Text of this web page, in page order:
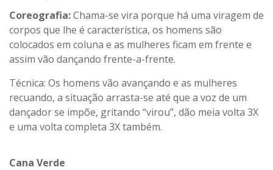
Coreografia:Chama-se vira porque há uma viragem de
corpos que lhe é característica, os homens são
colocados em coluna e as mulheres ficam em frente e
assim vão dançando frente-a-frente.
Técnica: Os homens vão avançando e as mulheres
recuando, a situação arrasta-se até que a voz de um
dançador se impõe, gritando “virou”, dão meia volta 3X
e uma volta completa 3X também.
Cana Verde